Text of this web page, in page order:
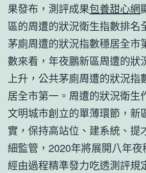
果發布，測評成果包養甜心網
區的周遭的狀況衛生指數排名
茅廁周遭的狀況指數穩居全市
數來看，年夜鵬新區周遭的狀
上升，公共茅廁周遭的狀況
居全市第一。周遭的狀況衛生
文明城市創立的單薄環節，新
實，保持高站位、建系統、提
細監管，2020年將展開八年夜
經由過程精準發力吃透測評規